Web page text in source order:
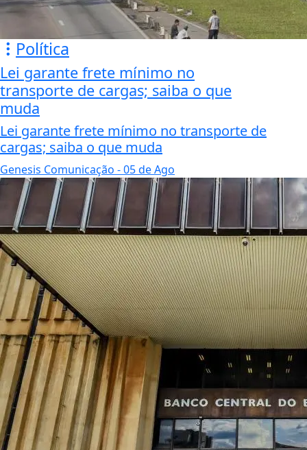
Política
Lei garante frete mínimo no
transporte de cargas; saiba o que
muda
Lei garante frete mínimo no transporte de
cargas; saiba o que muda
Genesis Comunicação - 05 de Ago